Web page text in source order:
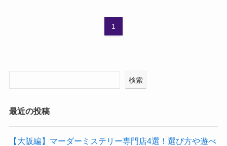
1
検索
最近の投稿
【大阪編】マーダーミステリー専門店4選！選び方や遊べ